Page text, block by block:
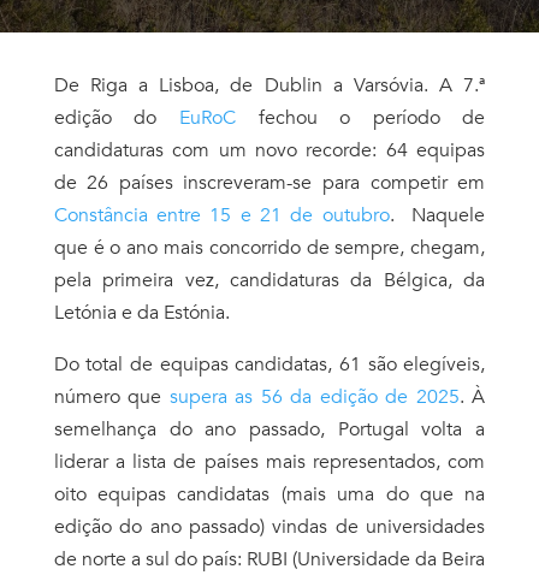
De Riga a Lisboa, de Dublin a Varsóvia. A 7.ª
edição do EuRoCfechou o período de
candidaturas com um novo recorde: 64 equipas
de 26 países inscreveram-se para competir em
Constância entre 15 e 21 de outubro. Naquele
que é o ano mais concorrido de sempre, chegam,
pela primeira vez, candidaturas da Bélgica, da
Letónia e da Estónia.
Do total de equipas candidatas, 61 são elegíveis,
número que supera as 56 da edição de 2025. À
semelhança do ano passado, Portugal volta a
liderar a lista de países mais representados, com
oito equipas candidatas (mais uma do que na
edição do ano passado) vindas de universidades
de norte a sul do país: RUBI (Universidade da Beira